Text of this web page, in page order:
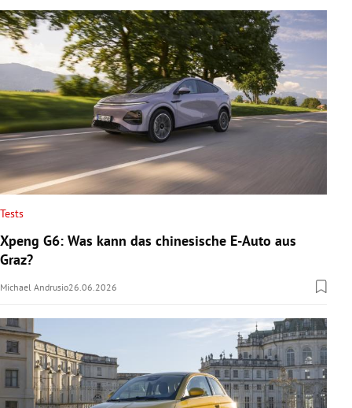
Tests
Xpeng G6: Was kann das chinesische E-Auto aus
Graz?
Michael Andrusio26.06.2026